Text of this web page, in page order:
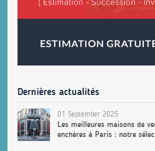
Dernières actualités
01 September 2025
Les meilleures maisons de
enchères à Paris : notre